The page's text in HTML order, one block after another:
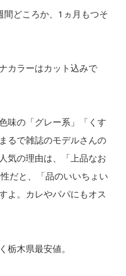
間どころか、1ヵ月もつそ
カラーはカット込みで
味の「グレー系」「くす
るで雑誌のモデルさんの
気の理由は、「上品なお
だと、「品のいいちょい
よ。カレやパパにもオス
栃木県最安値。